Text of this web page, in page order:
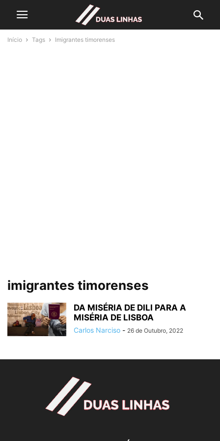
Início Tags Imigrantes timorenses
imigrantes timorenses
DA MISÉRIA DE DILI PARA A
MISÉRIA DE LISBOA
Carlos Narciso - 26 de Outubro, 2022